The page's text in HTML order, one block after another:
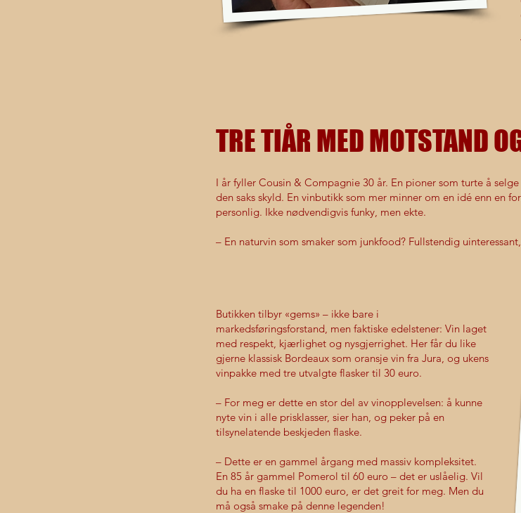
TRE TIÅR MED MOTSTAND
I år fyller Cousin & Compagnie 30 år. En pioner som turte å
den saks skyld. En vinbutikk som mer minner om en idé enn en
personlig. Ikke nødvendigvis funky, men ekte.
– En naturvin som smaker som junkfood? Fullstendig
Butikken tilbyr «gems» – ikke bare i
markedsføringsforstand, men faktiske edelstener: Vin laget
med respekt, kjærlighet og nysgjerrighet. Her får du like
gjerne klassisk Bordeaux som oransje vin fra Jura, og ukens
vinpakke med tre utvalgte flasker til 30 euro.
– For meg er dette en stor del av vinopplevelsen: å kunne
nyte vin i alle prisklasser, sier han, og peker på en
tilsynelatende beskjeden flaske.
– Dette er en gammel årgang med massiv kompleksitet.
En 85 år gammel Pomerol til 60 euro – det er uslåelig. Vil
du ha en flaske til 1000 euro, er det greit for meg. Men du
må også smake på denne legenden!